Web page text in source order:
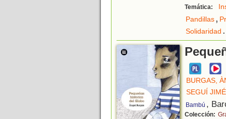
Temática:
Pandillas,
Solidaridad .
BURGAS,
SEGUÍ
Bambú ,
Colección: